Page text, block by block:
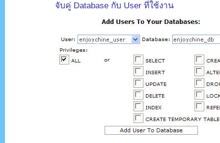
จับคู่ Database กับ User ที่ใช้งาน